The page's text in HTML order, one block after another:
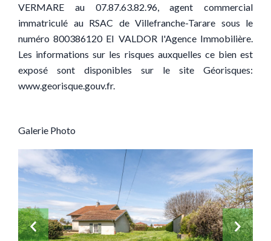
VERMARE au 07.87.63.82.96, agent commercial
immatriculé au RSAC de Villefranche-Tarare sous le
numéro 800386120 EI VALDOR l'Agence Immobilière.
Les informations sur les risques auxquelles ce bien est
exposé sont disponibles sur le site Géorisques:
www.georisque.gouv.fr.
Galerie Photo